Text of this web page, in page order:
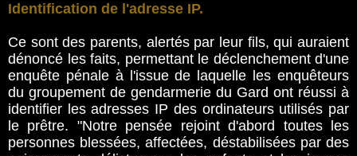
Identification de l'adresse IP.
Ce sont des parents, alertés par leur fils, qui auraient
dénoncé les faits, permettant le déclenchement d'une
enquête pénale à l'issue de laquelle les enquêteurs
du groupement de gendarmerie du Gard ont réussi à
identifier les adresses IP des ordinateurs utilisés par
le prêtre. "Notre pensée rejoint d'abord toutes les
personnes blessées, affectées, déstabilisées par des